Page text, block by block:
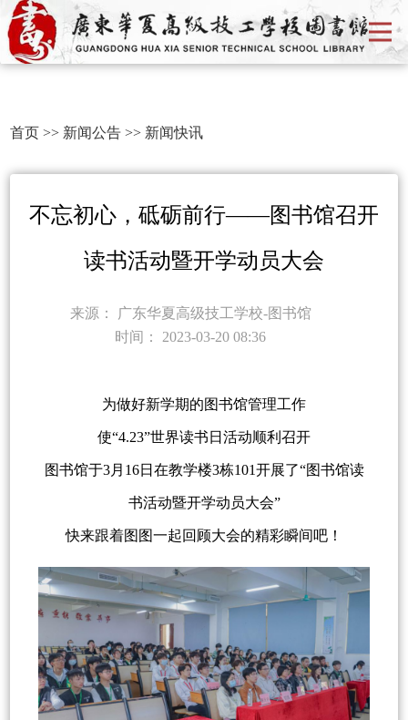
首页>> 新闻公告>> 新闻快讯
不忘初心，砥砺前行——图书馆召开
读书活动暨开学动员大会
来源：
广东华夏高级技工学校-图书馆
时间： 2023-03-20 08:36
为做好新学期的图书馆管理工作
使“4.23”世界读书日活动顺利召开
图书馆于3月16日在教学楼3栋101开展了“图书馆读
书活动暨开学动员大会”
快来跟着图图一起回顾大会的精彩瞬间吧！